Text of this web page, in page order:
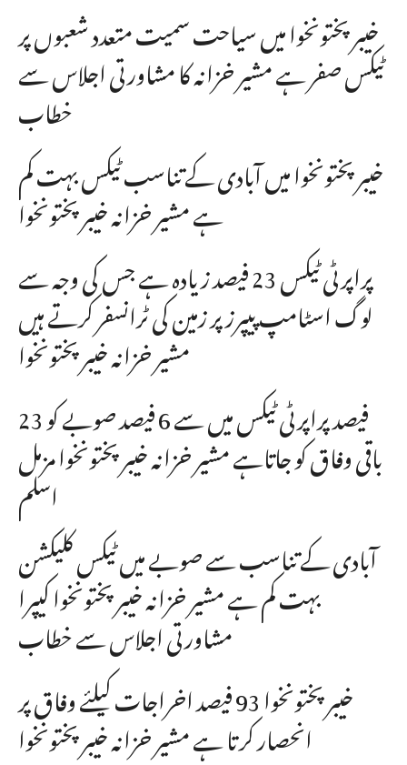
خیبرپختونخوا میں سیاحت سمیت متعدد شعبوں پر
ٹیکس صفر ہے مشیر خزانہ کا مشاورتی اجلاس سے
خطاب
خیبرپختونخوا میں آبادی کے تناسب ٹیکس بہت کم
ہے مشیر خزانہ خیبرپختونخوا
پراپرٹی ٹیکس 23 فیصد زیادہ ہے جس کی وجہ سے
لوگ اسٹامپ پیپرز پر زمین کی ٹرانسفر کرتے ہیں
مشیر خزانہ خیبرپختونخوا
23 فیصد پراپرٹی ٹیکس میں سے 6 فیصد صوبے کو
باقی وفاق کو جاتاہے مشیر خزانہ خیبرپختونخوا مزمل
اسلم
آبادی کے تناسب سے صوبے میں ٹیکس کلیکشن
بہت کم ہے مشیر خزانہ خیبرپختونخوا کیپرا
مشاورتی اجلاس سے خطاب
خیبرپختونخوا 93 فیصد اخراجات کیلئے وفاق پر
انحصار کرتا ہے مشیر خزانہ خیبرپختونخوا